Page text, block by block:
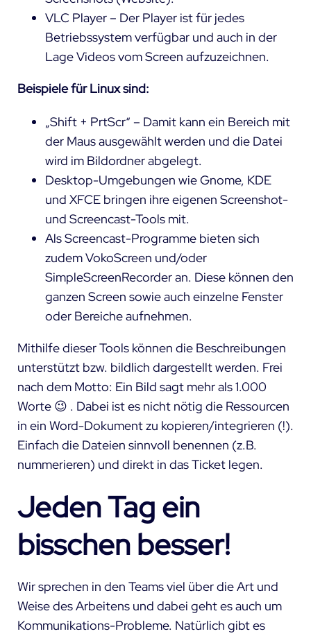
VLC Player – Der Player ist für jedes
Betriebssystem verfügbar und auch in der
Lage Videos vom Screen aufzuzeichnen.
Beispiele für Linux sind:
„Shift + PrtScr“ – Damit kann ein Bereich mit
der Maus ausgewählt werden und die Datei
wird im Bildordner abgelegt.
Desktop-Umgebungen wie Gnome, KDE
und XFCE bringen ihre eigenen Screenshot-
und Screencast-Tools mit.
Als Screencast-Programme bieten sich
zudem VokoScreen und/oder
SimpleScreenRecorder an. Diese können den
ganzen Screen sowie auch einzelne Fenster
oder Bereiche aufnehmen.
Mithilfe dieser Tools können die Beschreibungen
unterstützt bzw. bildlich dargestellt werden. Frei
nach dem Motto: Ein Bild sagt mehr als 1.000
Worte 😉 . Dabei ist es nicht nötig die Ressourcen
in ein Word-Dokument zu kopieren/integrieren (!).
Einfach die Dateien sinnvoll benennen (z.B.
nummerieren) und direkt in das Ticket legen.
Jeden Tag ein
bisschen besser!
Wir sprechen in den Teams viel über die Art und
Weise des Arbeitens und dabei geht es auch um
Kommunikations-Probleme. Natürlich gibt es